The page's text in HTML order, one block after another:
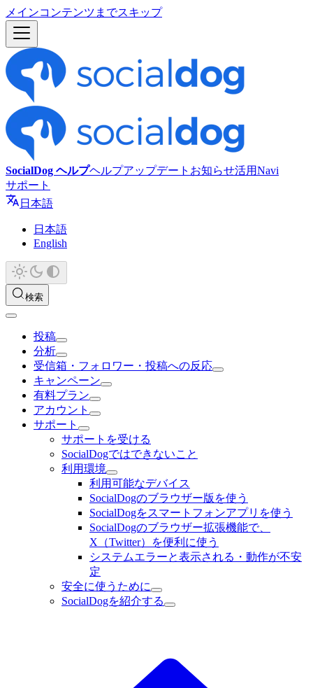
メインコンテンツまでスキップ
SocialDog ヘルプヘルプアップデート お知らせ活用Navi
サポート
日本語
日本語
English
検索
投稿
分析
受信箱・フォロワー・投稿への反応
キャンペーン
有料プラン
アカウント
サポート
サポートを受ける
SocialDogではできないこと
利用環境
利用可能なデバイス
SocialDogのブラウザー版を使う
SocialDogをスマートフォンアプリを使う
SocialDogのブラウザー拡張機能で、
X（Twitter）を便利に使う
システムエラーと表示される・動作が不安
定
安全に使うために
SocialDogを紹介する